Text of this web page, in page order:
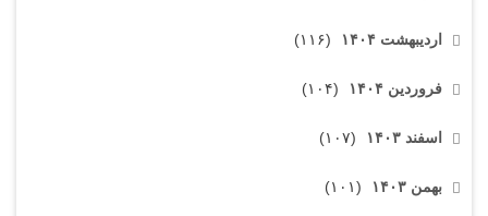
اردیبهشت ۱۴۰۴ (۱۱۶)
فروردین ۱۴۰۴ (۱۰۴)
اسفند ۱۴۰۳ (۱۰۷)
بهمن ۱۴۰۳ (۱۰۱)